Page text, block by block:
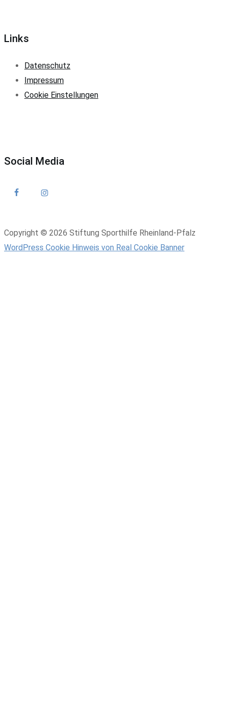
Links
Datenschutz
Impressum
Cookie Einstellungen
Social Media
Copyright © 2026 Stiftung Sporthilfe Rheinland-Pfalz
WordPress Cookie Hinweis von Real Cookie Banner